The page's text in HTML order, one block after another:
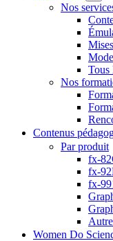
Nos
Tous
Nos
Contenus
Par produit
fx-
fx-
fx-
Women Do